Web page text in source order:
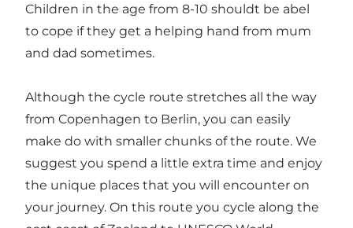
Children in the age from 8-10 shouldt be abel
to cope if they get a helping hand from mum
and dad sometimes.
Although the cycle route stretches all the way
from Copenhagen to Berlin, you can easily
make do with smaller chunks of the route. We
suggest you spend a little extra time and enjoy
the unique places that you will encounter on
your journey. On this route you cycle along the